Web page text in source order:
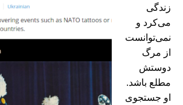
زندگی
می‌کرد و
نمی‌توانست
از مرگ
دوستش
مطلع باشد.
او جستجوی